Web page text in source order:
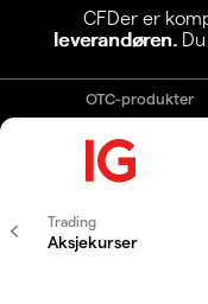
CFDer er
leverandøren.Du
OTC-produkter
Trading
Aksjekurser